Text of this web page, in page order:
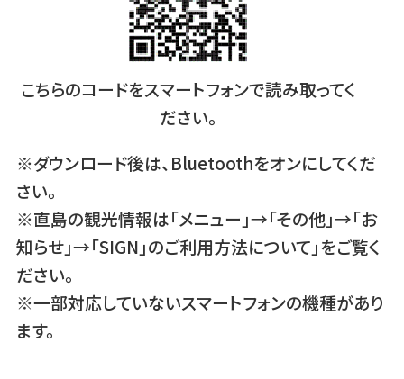
こちらのコードをスマートフォンで読み取ってく
ださい。
※ダウンロード後は、Bluetoothをオンにしてくだ
さい。
※直島の観光情報は「メニュー」→「その他」→「お
知らせ」→「SIGN」のご利用方法について」をご覧く
ださい。
※一部対応していないスマートフォンの機種があり
ます。